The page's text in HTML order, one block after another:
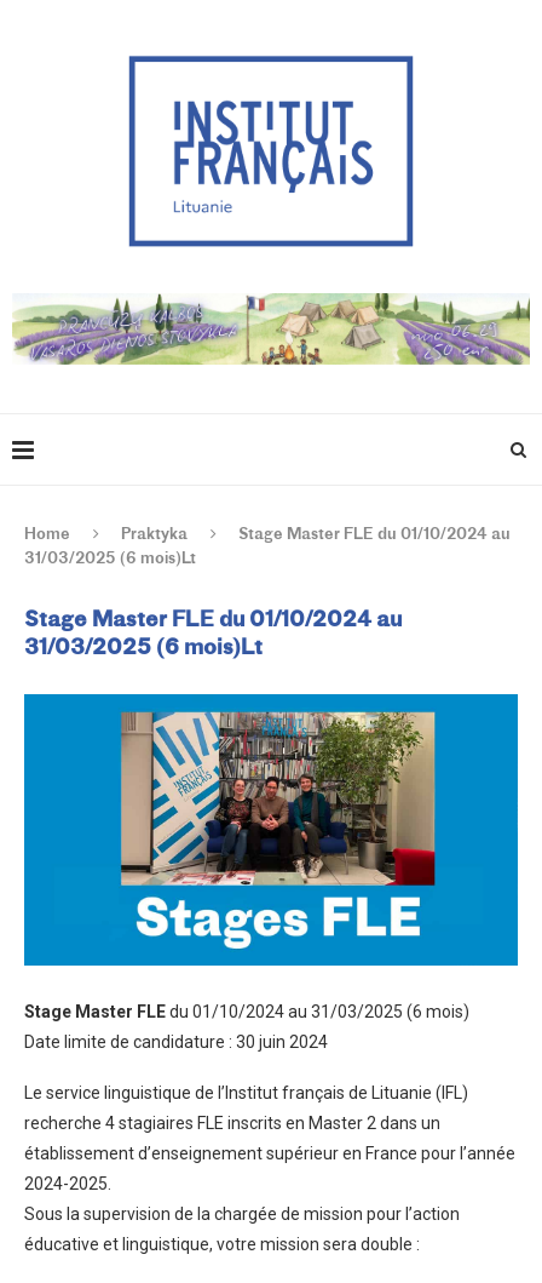
Home Praktyka
Stage Master FLE du 01/10/2024 au
31/03/2025 (6 mois)Lt
Stage Master FLE du 01/10/2024 au
31/03/2025 (6 mois)Lt
Stage Master FLEdu 01/10/2024 au 31/03/2025 (6 mois)
Date limite de candidature : 30 juin 2024
Le service linguistique de l’Institut français de Lituanie (IFL)
recherche 4 stagiaires FLE inscrits en Master 2 dans un
établissement d’enseignement supérieur en France pour l’année
2024-2025.
Sous la supervision de la chargée de mission pour l’action
éducative et linguistique, votre mission sera double :